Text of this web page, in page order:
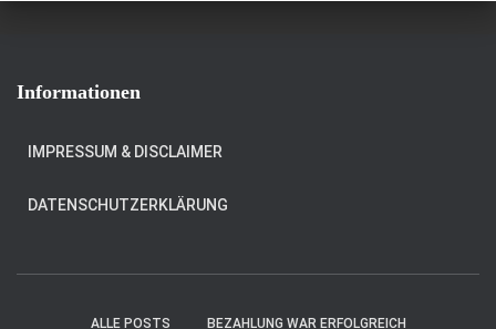
Informationen
IMPRESSUM & DISCLAIMER
DATENSCHUTZERKLÄRUNG
ALLE POSTS BEZAHLUNG WAR ERFOLGREICH